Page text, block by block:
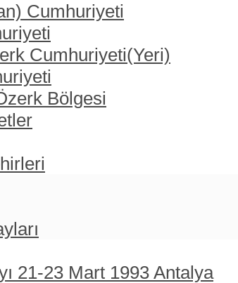
Cumhuriyeti
Cumhuriyeti(Yeri)
Bölgesi
21-23 Mart 1993 Antalya